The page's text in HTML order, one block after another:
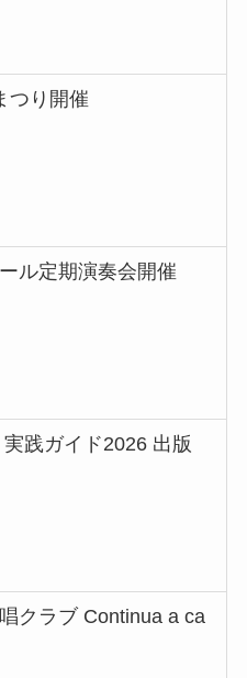
つり開催
ル定期演奏会開催
践ガイド2026 出版
クラブ Continua a ca